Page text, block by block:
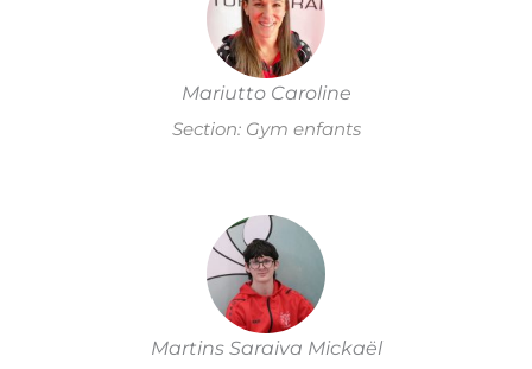
Mariutto Caroline
Section: Gym enfants
Martins Saraiva Mickaël